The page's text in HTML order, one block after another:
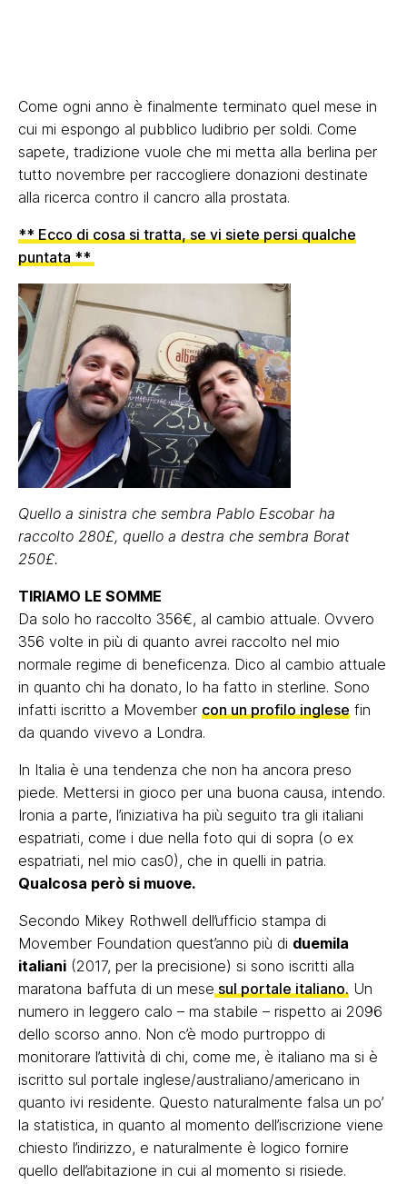
Come ogni anno è finalmente terminato quel mese in
cui mi espongo al pubblico ludibrio per soldi. Come
sapete, tradizione vuole che mi metta alla berlina per
tutto novembre per raccogliere donazioni destinate
alla ricerca contro il cancro alla prostata.
** Ecco di cosa si tratta, se vi siete persi qualche
puntata **
Quello a sinistra che sembra Pablo Escobar ha
raccolto 280£, quello a destra che sembra Borat
250£.
TIRIAMO LE SOMME
Da solo ho raccolto 356€, al cambio attuale. Ovvero
356 volte in più di quanto avrei raccolto nel mio
normale regime di beneficenza. Dico al cambio attuale
in quanto chi ha donato, lo ha fatto in sterline. Sono
infatti iscritto a Movember con un profilo inglese fin
da quando vivevo a Londra.
In Italia è una tendenza che non ha ancora preso
piede. Mettersi in gioco per una buona causa, intendo.
Ironia a parte, l’iniziativa ha più seguito tra gli italiani
espatriati, come i due nella foto qui di sopra (o ex
espatriati, nel mio cas0), che in quelli in patria.
Qualcosa però si muove.
Secondo Mikey Rothwell dell’ufficio stampa di
Movember Foundation quest’anno più di duemila
italiani (2017, per la precisione) si sono iscritti alla
maratona baffuta di un mese sul portale italiano. Un
numero in leggero calo – ma stabile – rispetto ai 2096
dello scorso anno. Non c’è modo purtroppo di
monitorare l’attività di chi, come me, è italiano ma si è
iscritto sul portale inglese/australiano/americano in
quanto ivi residente. Questo naturalmente falsa un po’
la statistica, in quanto al momento dell’iscrizione viene
chiesto l’indirizzo, e naturalmente è logico fornire
quello dell’abitazione in cui al momento si risiede.